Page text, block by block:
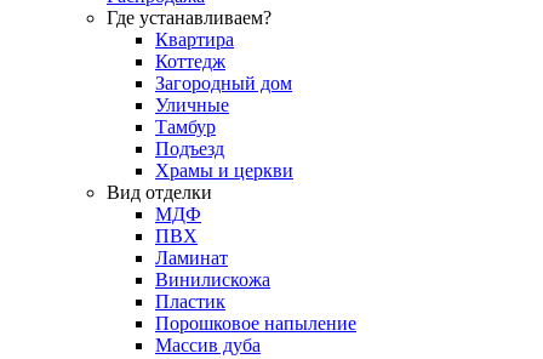
Где устанавливаем?
Квартира
Коттедж
Загородный дом
Уличные
Тамбур
Подъезд
Храмы и церкви
Вид отделки
МДФ
ПВХ
Ламинат
Винилискожа
Пластик
Порошковое напыление
Массив дуба